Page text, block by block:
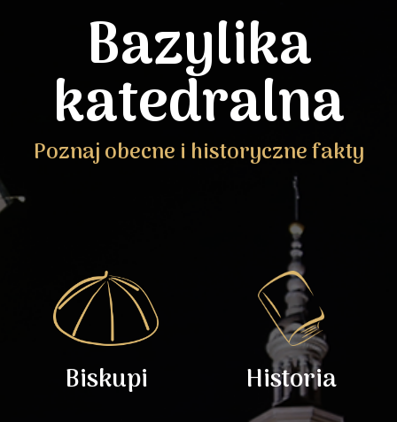
Bazylika
katedralna
Poznaj obecne i historyczne fakty
Biskupi Historia